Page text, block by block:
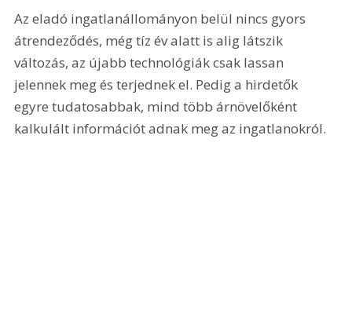
Az eladó ingatlanállományon belül nincs gyors
átrendeződés, még tíz év alatt is alig látszik
változás, az újabb technológiák csak lassan
jelennek meg és terjednek el. Pedig a hirdetők
egyre tudatosabbak, mind több árnövelőként
kalkulált információt adnak meg az ingatlanokról.